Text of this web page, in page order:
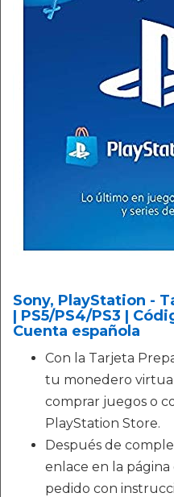
Sony, PlayStation -
| PS5/PS4/PS3 |
Cuenta española
Con la Tarjeta
tu monedero
comprar juegos o
PlayStation Store.
Después de
enlace en la
pedido con